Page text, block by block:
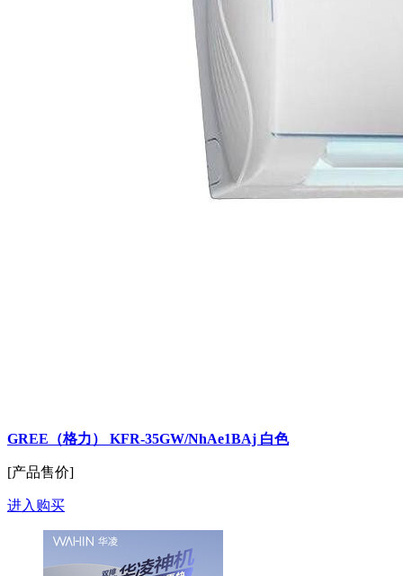
GREE（格力） KFR-35GW/NhAe1BAj 白色
[产品售价]
进入购买